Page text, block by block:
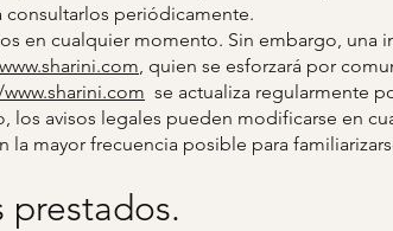
consultarlos periódicamente.
en cualquier momento. Sin embargo, una
, quien se esforzará por
se actualiza regularmente
los avisos legales pueden modificarse en
mayor frecuencia posible para
prestados.